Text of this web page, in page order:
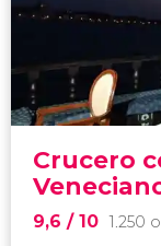
Crucero
9,6 / 10 1.250